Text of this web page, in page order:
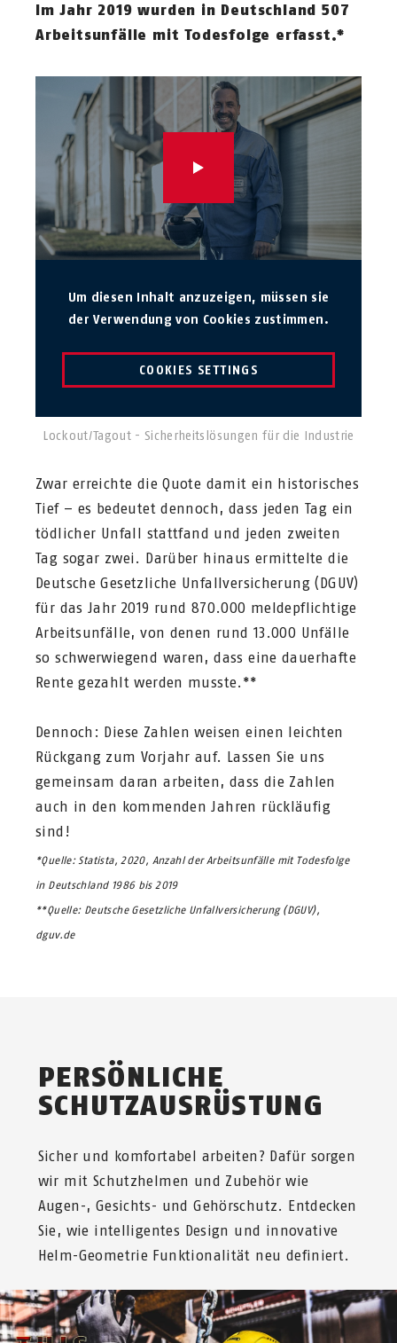
Im Jahr 2019 wurden in Deutschland 507
Arbeitsunfälle mit Todesfolge erfasst.*
Um diesen Inhalt anzuzeigen, müssen sie
der Verwendung von Cookies zustimmen.
COOKIES SETTINGS
Lockout/Tagout - Sicherheitslösungen für die Industrie
Zwar erreichte die Quote damit ein historisches
Tief – es bedeutet dennoch, dass jeden Tag ein
tödlicher Unfall stattfand und jeden zweiten
Tag sogar zwei. Darüber hinaus ermittelte die
Deutsche Gesetzliche Unfallversicherung (DGUV)
für das Jahr 2019 rund 870.000 meldepflichtige
Arbeitsunfälle, von denen rund 13.000 Unfälle
so schwerwiegend waren, dass eine dauerhafte
Rente gezahlt werden musste.**
Dennoch: Diese Zahlen weisen einen leichten
Rückgang zum Vorjahr auf. Lassen Sie uns
gemeinsam daran arbeiten, dass die Zahlen
auch in den kommenden Jahren rückläufig
sind!
*Quelle: Statista, 2020, Anzahl der Arbeitsunfälle mit Todesfolge
in Deutschland 1986 bis 2019
**Quelle: Deutsche Gesetzliche Unfallversicherung (DGUV),
dguv.de
PERSÖNLICHE
SCHUTZAUSRÜSTUNG
Sicher und komfortabel arbeiten? Dafür sorgen
wir mit Schutzhelmen und Zubehör wie
Augen-, Gesichts- und Gehörschutz. Entdecken
Sie, wie intelligentes Design und innovative
Helm-Geometrie Funktionalität neu definiert.